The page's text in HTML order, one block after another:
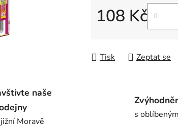
108 Kč
Tisk Zeptat se
naše
Moravě
s